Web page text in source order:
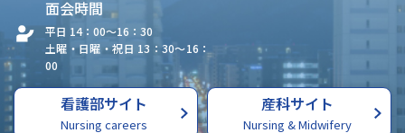
面会時間
平日 14：00〜16：30
土曜・日曜・祝日 13：30〜16：
00
看護部サイト
Nursing careers
産科サイト
Nursing & Midwifery